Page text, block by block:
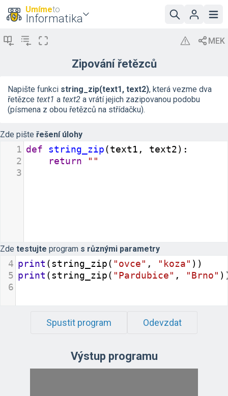
Umímeto
Informatika
Zipování řetězců
Napište funkci string_zip(text1, text2), která vezme dva
řetězce text1 a text2 a vrátí jejich zazipovanou podobu
(písmena z obou řetězců na střídačku).
Zde pište řešení úlohy
1 def string_zip(text1 , text2):
2
return
""
3
Zde testujte program s různými parametry
4 print (string_zip( "ovce" , "koza" ))
5 print (string_zip( "Pardubice" , "Brno"
6
Spustit program Odevzdat
Výstup programu